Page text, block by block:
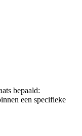
bepaald:
een specifieke